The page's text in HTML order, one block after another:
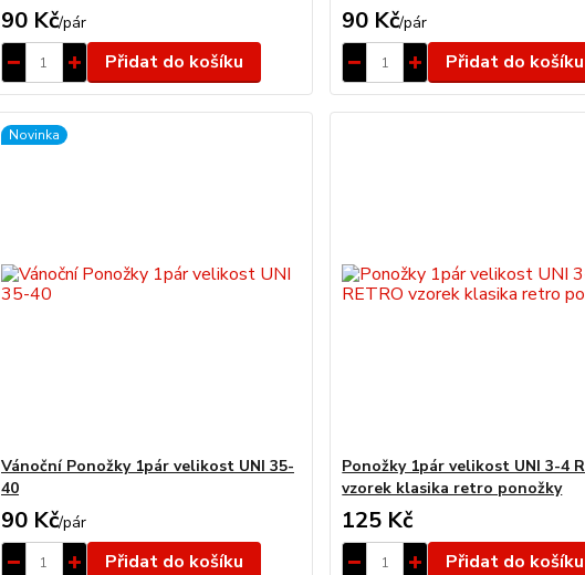
90 Kč/pár
Přidat do košíku
90 Kč/pár
Přidat do košíku
Novinka
Vánoční Ponožky 1pár velikost UNI 35-
40
90 Kč/pár
Přidat do košíku
Ponožky 1pár velikost UNI 3-4
vzorek klasika retro ponožky
125 Kč
Přidat do košíku